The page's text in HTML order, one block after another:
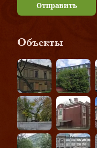
Отправить
Объекты